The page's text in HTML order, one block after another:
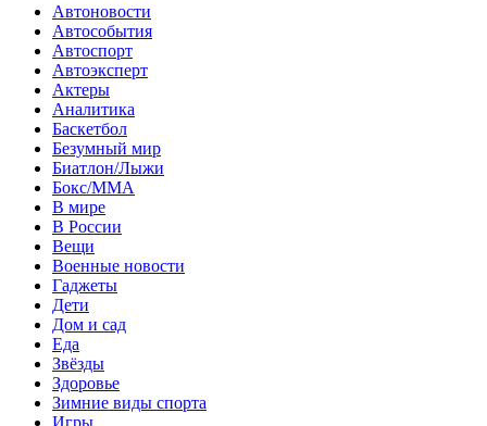
Автоновости
Автособытия
Автоспорт
Автоэксперт
Актеры
Аналитика
Баскетбол
Безумный мир
Биатлон/Лыжи
Бокс/MMA
В мире
В России
Вещи
Военные новости
Гаджеты
Дети
Дом и сад
Еда
Звёзды
Здоровье
Зимние виды спорта
Игры